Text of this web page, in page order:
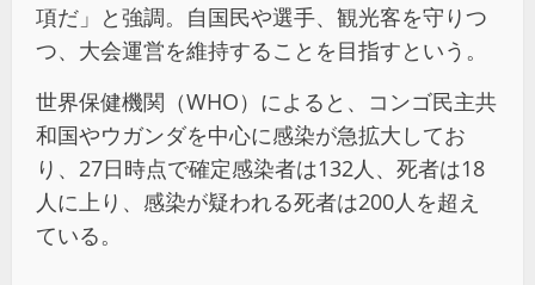
項だ」と強調。自国民や選手、観光客を守りつ
つ、大会運営を維持することを目指すという。
世界保健機関（WHO）によると、コンゴ民主共
和国やウガンダを中心に感染が急拡大してお
り、27日時点で確定感染者は132人、死者は18
人に上り、感染が疑われる死者は200人を超え
ている。